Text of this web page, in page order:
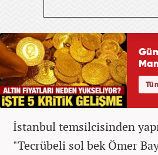
İstanbul temsilcisinden
"Tecrübeli sol bek Ömer